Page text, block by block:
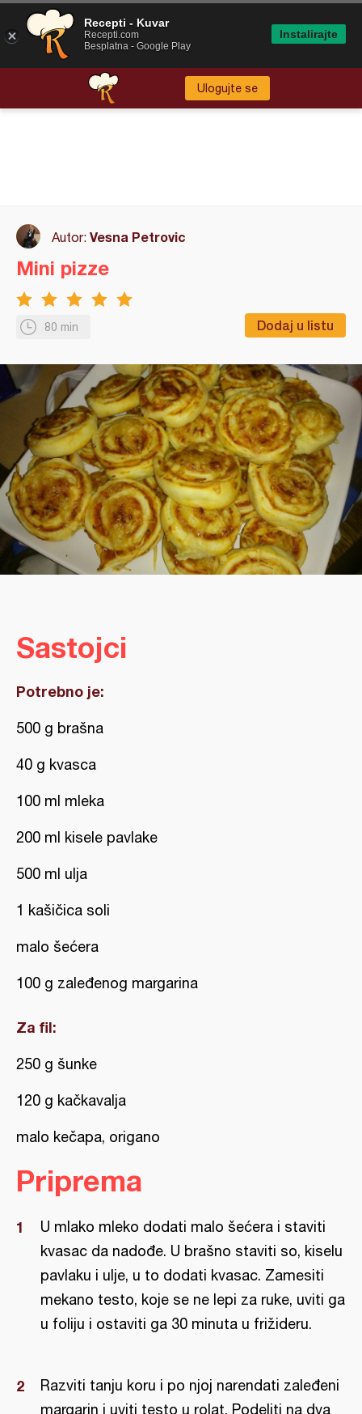
Ulogujte se
Autor: Vesna Petrovic
80 min Dodaj u listu
Mini pizze
Sastojci
Potrebno je:
500 g brašna
40 g kvasca
100 ml mleka
200 ml kisele pavlake
500 ml ulja
1 kašičica soli
malo šećera
100 g zaleđenog margarina
Za fil:
250 g šunke
120 g kačkavalja
malo kečapa, origano
Priprema
U mlako mleko dodati malo šećera i staviti
kvasac da nadođe. U brašno staviti so, kiselu
pavlaku i ulje, u to dodati kvasac. Zamesiti
mekano testo, koje se ne lepi za ruke, uviti ga
u foliju i ostaviti ga 30 minuta u frižideru.
Razviti tanju koru i po njoj narendati zaleđeni
margarin i uviti testo u rolat. Podeliti na dva
Recepti - Kuvar
Recepti.com
Besplatna - Google Play
Instalirajte